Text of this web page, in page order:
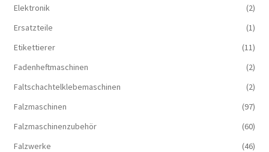
Elektronik
(2)
Ersatzteile
(1)
Etikettierer
(11)
Fadenheftmaschinen
(2)
Faltschachtelklebemaschinen
(2)
Falzmaschinen
(97)
Falzmaschinenzubehör
(60)
Falzwerke
(46)